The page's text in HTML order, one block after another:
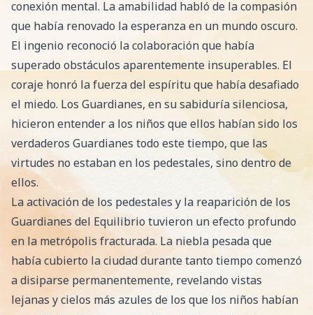
conexión mental. La amabilidad habló de la compasión
que había renovado la esperanza en un mundo oscuro.
El ingenio reconoció la colaboración que había
superado obstáculos aparentemente insuperables. El
coraje honró la fuerza del espíritu que había desafiado
el miedo. Los Guardianes, en su sabiduría silenciosa,
hicieron entender a los niños que ellos habían sido los
verdaderos Guardianes todo este tiempo, que las
virtudes no estaban en los pedestales, sino dentro de
ellos.
La activación de los pedestales y la reaparición de los
Guardianes del Equilibrio tuvieron un efecto profundo
en la metrópolis fracturada. La niebla pesada que
había cubierto la ciudad durante tanto tiempo comenzó
a disiparse permanentemente, revelando vistas
lejanas y cielos más azules de los que los niños habían